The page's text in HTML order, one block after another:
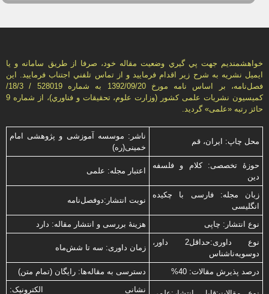
خواهشمنديم جهت پي گيري وضعيت مقاله خود، صرفا از طريق سامانه و يا
ايميل نشريه به شرح زير اقدام فرماييد و از تماس تلفني اجتناب فرماييد. اين
فصل‌نامه، بر اساس نامه مورخ 1392/09/20 به شماره 528019 / 18/3/
كميسيون نشريات علمی كشور (وزارت علوم، تحقيقات و فناوري)، از شماره 9
حائز رتبه «علمی» گرديد.
محل چاپ: ایران، قم
ناشر: موسسه آموزشی و پژوهشی امام
خمینی(ره)
حوزۀ تخصصی: کلام و فلسفه
دین
اعتبار مجله: علمی
زبان مجله: فارسی با چكیده
انگلیسی
نوبت انتشار:دوفصل‌نامه
نوع انتشار: چاپی
هزینۀ بررسی و انتشار مقاله: دارد
نوع داوری:حداقل2 داور،
دوسویه‌ناشناس
زمان داوری: سه تا شش‌ماه
درصد پذیرش مقالات: 40% دسترسی به مقاله‌ها: رایگان (تمام متن)
نشانی الکترونیک: